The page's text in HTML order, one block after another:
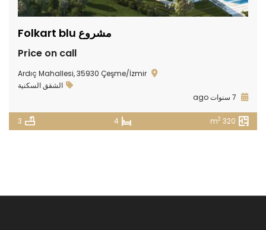
مشروع Folkart blu
Price on call
Ardıç Mahallesi, 35930 Çeşme/İzmir
الشقق السكنية
320 m
2
4
3